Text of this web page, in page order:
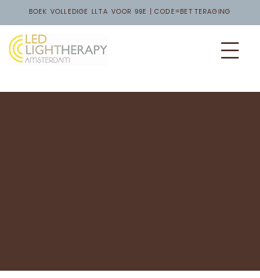
BOEK VOLLEDIGE LLTA VOOR 99E | CODE=BETTERAGING